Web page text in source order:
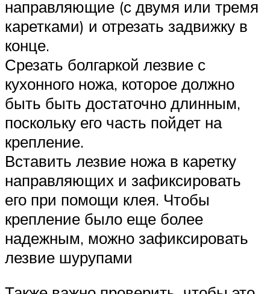
направляющие (с двумя или тремя
каретками) и отрезать задвижку в
конце.
Срезать болгаркой лезвие с
кухонного ножа, которое должно
быть быть достаточно длинным,
поскольку его часть пойдет на
крепление.
Вставить лезвие ножа в каретку
направляющих и зафиксировать
его при помощи клея. Чтобы
крепление было еще более
надежным, можно зафиксировать
лезвие шурупами